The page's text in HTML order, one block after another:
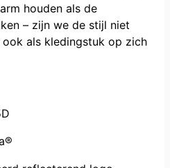
houden als de
– zijn we de stijl niet
als kledingstuk op zich